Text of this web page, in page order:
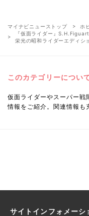
マイナビニューストップ ホ
『仮面ライダー』
栄光の昭和ライダーエディシ
このカテゴリーについ
仮面ライダーやスーパー戦
情報をご紹介。関連情報も
サイトインフォメーシ